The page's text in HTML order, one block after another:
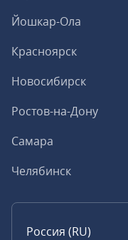
Йошкар-Ола
Красноярск
Новосибирск
Ростов-на-Дону
Самара
Челябинск
Россия (RU)